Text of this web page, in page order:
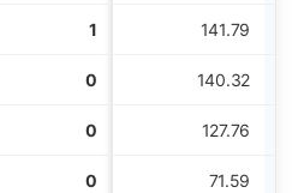
1 141.79
0 140.32
0 127.76
0 71.59